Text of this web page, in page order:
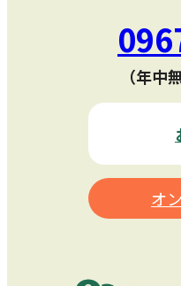
（年中
オ